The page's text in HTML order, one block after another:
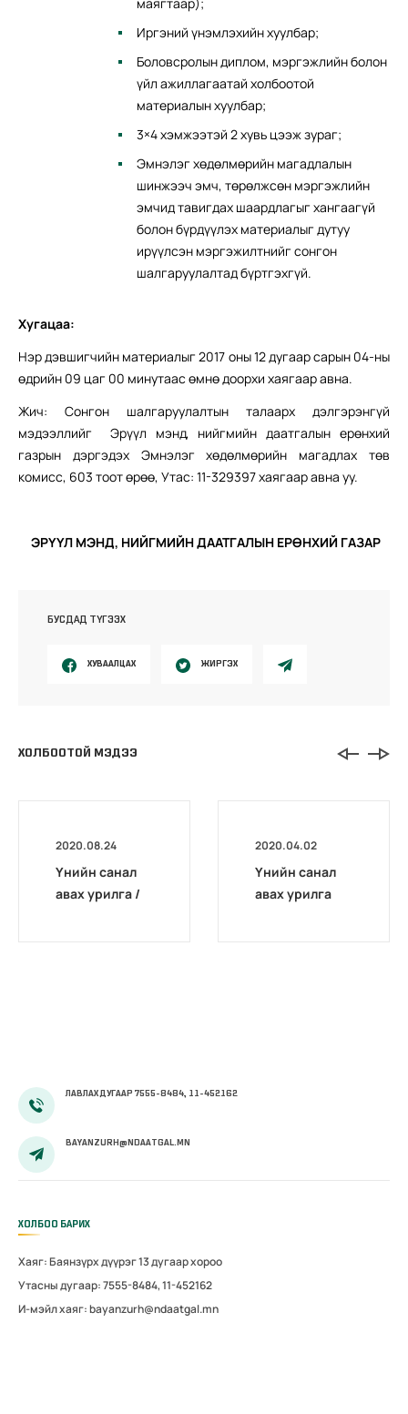
маягтаар);
Иргэний үнэмлэхийн хуулбар;
Боловсролын диплом, мэргэжлийн болон
үйл ажиллагаатай холбоотой
материалын хуулбар;
3×4 хэмжээтэй 2 хувь цээж зураг;
Эмнэлэг хөдөлмөрийн магадлалын
шинжээч эмч, төрөлжсөн мэргэжлийн
эмчид тавигдах шаардлагыг хангаагүй
болон бүрдүүлэх материалыг дутуу
ирүүлсэн мэргэжилтнийг сонгон
шалгаруулалтад бүртгэхгүй.
Хугацаа:
Нэр дэвшигчийн материалыг 2017 оны 12 дугаар сарын 04-ны
өдрийн 09 цаг 00 минутаас өмнө доорхи хаягаар авна.
Жич: Сонгон шалгаруулалтын талаарх дэлгэрэнгүй
мэдээллийг Эрүүл мэнд, нийгмийн даатгалын ерөнхий
газрын дэргэдэх Эмнэлэг хөдөлмөрийн магадлах төв
комисс, 603 тоот өрөө, Утас: 11-329397 хаягаар авна уу.
ЭРҮҮЛ МЭНД, НИЙГМИЙН ДААТГАЛЫН ЕРӨНХИЙ ГАЗАР
БУСДАД ТҮГЭЭХ
ХУВААЛЦАХ ЖИРГЭХ
ХОЛБООТОЙ МЭДЭЭ
2020.08.24
Үнийн санал
авах урилга /
2020.04.02
Үнийн санал
авах урилга
ЛАВЛАХ ДУГААР 7555-8484, 11-452162
BAYANZURH@NDAATGAL.MN
ХОЛБОО БАРИХ
Хаяг: Баянзүрх дүүрэг 13 дугаар хороо
Утасны дугаар: 7555-8484, 11-452162
И-мэйл хаяг: bayanzurh@ndaatgal.mn